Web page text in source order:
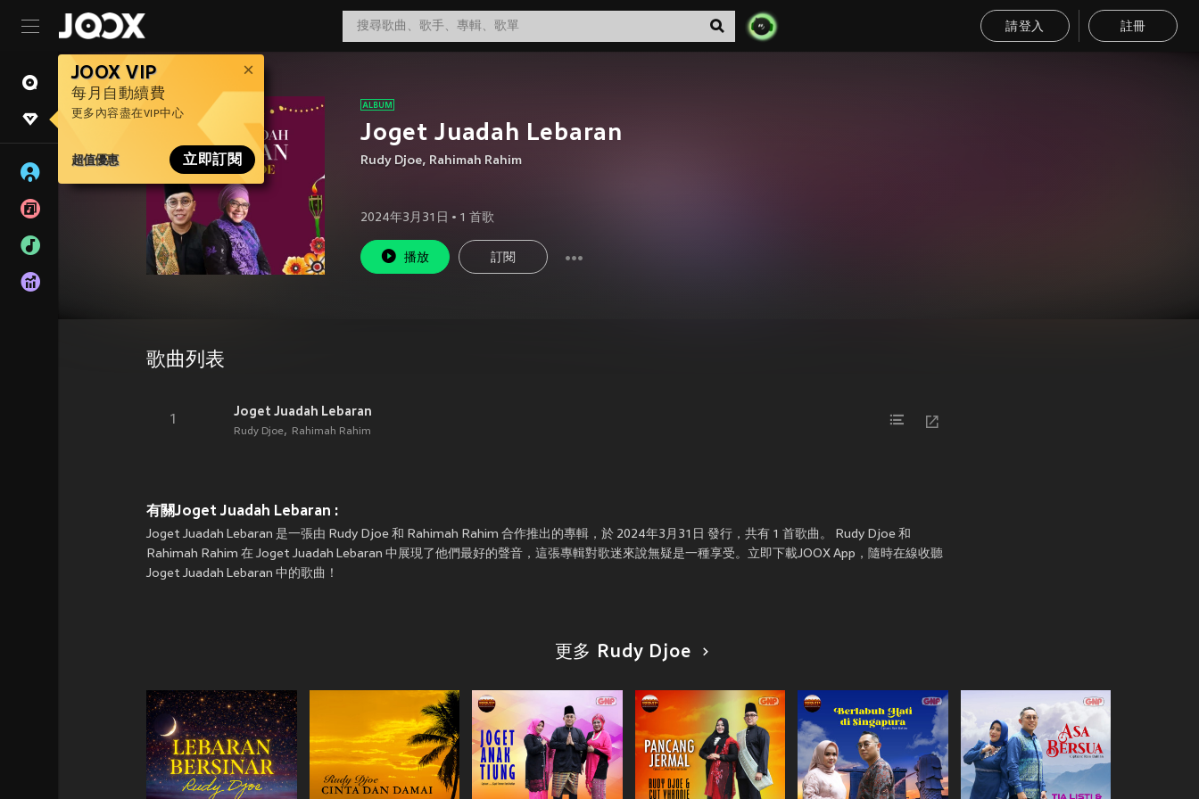
請登入 註冊
JOOX VIP
每月自動續費
更多內容盡在VIP中心
超值優惠 立即訂閱
Joget Juadah Lebaran
Rudy Djoe, Rahimah Rahim
2024年3月31日 • 1 首歌
播放 訂閱
歌曲列表
1
Joget Juadah Lebaran
Rudy Djoe Rahimah Rahim
有關Joget Juadah Lebaran :
Joget Juadah Lebaran 是一張由 Rudy Djoe 和 Rahimah Rahim 合作推出的專輯，於 2024年3月31日 發行，共有 1 首歌曲。 Rudy Djoe 和
Rahimah Rahim 在 Joget Juadah Lebaran 中展現了他們最好的聲音，這張專輯對歌迷來說無疑是一種享受。立即下載JOOX App，隨時在線收聽
Joget Juadah Lebaran 中的歌曲！
更多 Rudy Djoe